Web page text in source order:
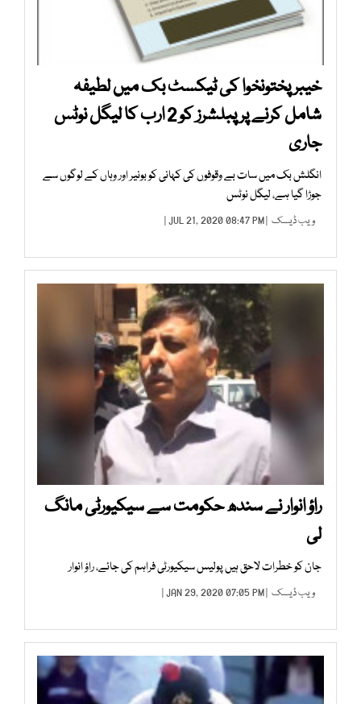
خیبرپختونخوا کی ٹیکسٹ بک میں لطیفہ
شامل کرنے پر پبلشرز کو 2 ارب کا لیگل نوٹس
جاری
انگلش بک میں سات بے وقوفوں کی کہانی کو بونیر اور وہاں کے لوگوں سے
جوڑا گیا ہے، لیگل نوٹس
ویب ڈیسک | JUL 21, 2020 08:47 PM |
راؤ انوار نے سندھ حکومت سے سیکیورٹی مانگ
لی
جان کو خطرات لاحق ہیں پولیس سیکیورٹی فراہم کی جائے، راؤ انوار
ویب ڈیسک | JAN 29, 2020 07:05 PM |